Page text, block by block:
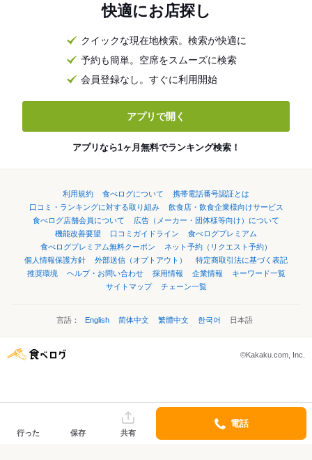
快適にお店探し
クイックな現在地検索。検索が快適に
予約も簡単。空席をスムーズに検索
会員登録なし。すぐに利用開始
アプリで開く
アプリなら1ヶ月無料でランキング検索！
利用規約 食べログについて
携帯電話番号認証とは
口コミ・ランキングに対する取り組み
飲食店・飲食企業様向けサービス
食べログ店舗会員について
広告（メーカー・団体様等向け）について
機能改善要望
口コミガイドライン
食べログプレミアム
食べログプレミアム無料クーポン
ネット予約（リクエスト予約）
個人情報保護方針
外部送信（オプトアウト）
特定商取引法に基づく表記
推奨環境
ヘルプ・お問い合わせ 採用情報 企業情報
キーワード一覧
サイトマップ
チェーン一覧
言語： English 简体中文 繁體中文 한국어 日本語
©Kakaku.com, Inc.
行った 保存 共有
電話